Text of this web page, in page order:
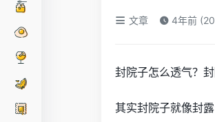
文章 4年前
封院子怎么透气？
其实封院子就像封